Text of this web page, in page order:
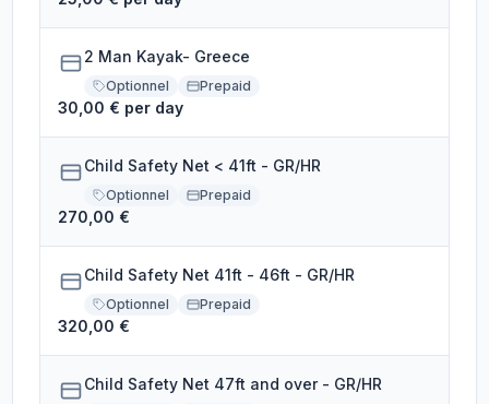
2 Man Kayak- Greece
Optionnel Prepaid
30,00 € per day
Child Safety Net < 41ft - GR/HR
Optionnel Prepaid
270,00 €
Child Safety Net 41ft - 46ft - GR/HR
Optionnel Prepaid
320,00 €
Child Safety Net 47ft and over - GR/HR